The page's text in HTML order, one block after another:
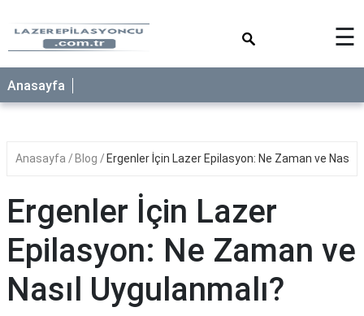
☰
Anasayfa
Anasayfa Blog Ergenler İçin Lazer Epilasyon: Ne Zaman ve Nasıl
Ergenler İçin Lazer
Epilasyon: Ne Zaman ve
Nasıl Uygulanmalı?